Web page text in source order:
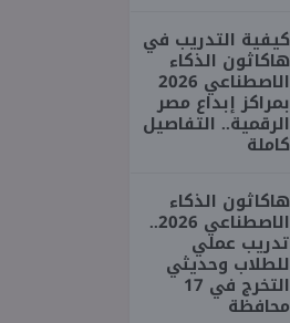
كيفية التدريب في
هاكاثون الذكاء
الاصطناعي 2026
بمراكز إبداع مصر
الرقمية.. التفاصيل
كاملة
هاكاثون الذكاء
الاصطناعي 2026..
تدريب عملي
للطلاب وحديثي
التخرج في 17
محافظة